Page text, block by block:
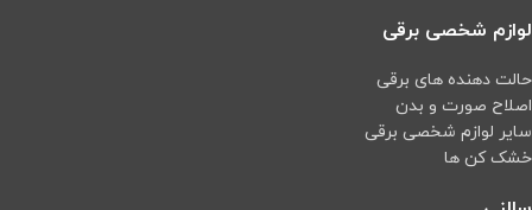
لوازم شخصی برقی
حالت دهنده های برقی
اصلاح صورت و بدن
سایر لوازم شخصی برقی
خشک کن ها